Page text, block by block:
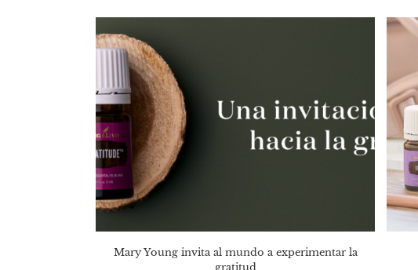
Mary Young invita al mundo a experimentar la
gratitud